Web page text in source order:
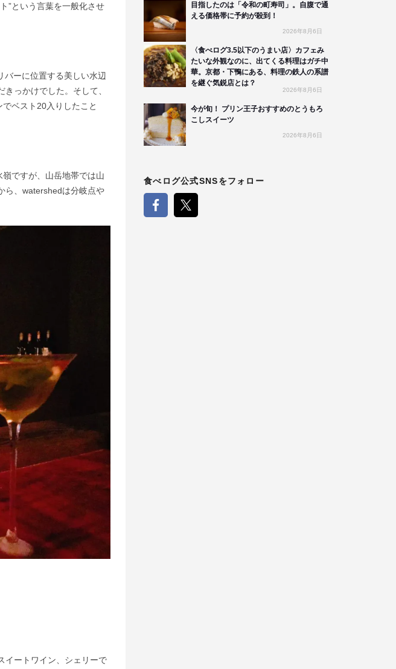
”という言葉を一般化させ
バーに位置する美しい水辺
っかけでした。そして、
ベスト20入りしたこと
ですが、山岳地帯では山
ら、watershedは分岐点や
イートワイン、シェリーで
目指したのは「令和の町寿司」。自腹で通
える価格帯に予約が殺到！
2026年8月6日
〈食べログ3.5以下のうまい店〉カフェみ
たいな外観なのに、出てくる料理はガチ中
華。京都・下鴨にある、料理の鉄人の系譜
を継ぐ気鋭店とは？
2026年8月6日
今が旬！ プリン王子おすすめのとうもろ
こしスイーツ
2026年8月6日
食べログ公式SNSをフォロー